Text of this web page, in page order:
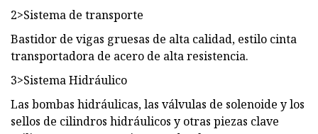
2>Sistema de transporte
Bastidor de vigas gruesas de alta calidad, estilo cinta
transportadora de acero de alta resistencia.
3>Sistema Hidráulico
Las bombas hidráulicas, las válvulas de solenoide y los
sellos de cilindros hidráulicos y otras piezas clave